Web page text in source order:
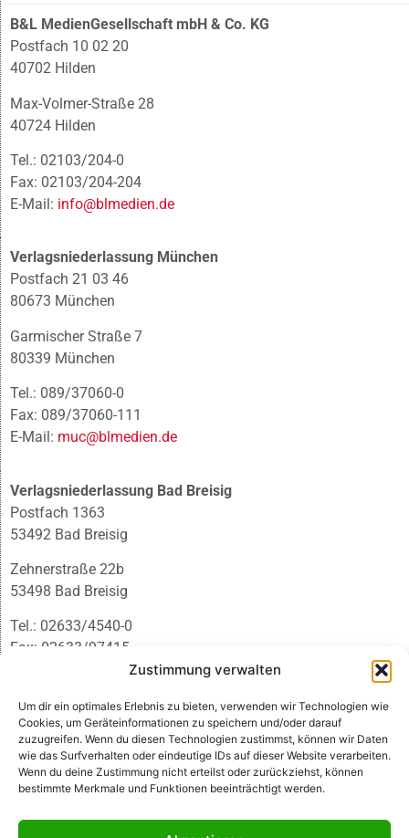
Zustimmung verwalten
Um dir ein optimales Erlebnis zu bieten, verwenden wir Technologien wie
Cookies, um Geräteinformationen zu speichern und/oder darauf
zuzugreifen. Wenn du diesen Technologien zustimmst, können wir Daten
wie das Surfverhalten oder eindeutige IDs auf dieser Website verarbeiten.
Wenn du deine Zustimmung nicht erteilst oder zurückziehst, können
bestimmte Merkmale und Funktionen beeinträchtigt werden.
B&L MedienGesellschaft mbH & Co. KG
Postfach 10 02 20
40702 Hilden
Max-Volmer-Straße 28
40724 Hilden
Tel.: 02103/204-0
Fax: 02103/204-204
E-Mail: info@blmedien.de
Verlagsniederlassung München
Postfach 21 03 46
80673 München
Garmischer Straße 7
80339 München
Tel.: 089/37060-0
Fax: 089/37060-111
E-Mail: muc@blmedien.de
Verlagsniederlassung Bad Breisig
Postfach 1363
53492 Bad Breisig
Zehnerstraße 22b
53498 Bad Breisig
Tel.: 02633/4540-0
Fax: 02633/97415
infobb@blmedien.de